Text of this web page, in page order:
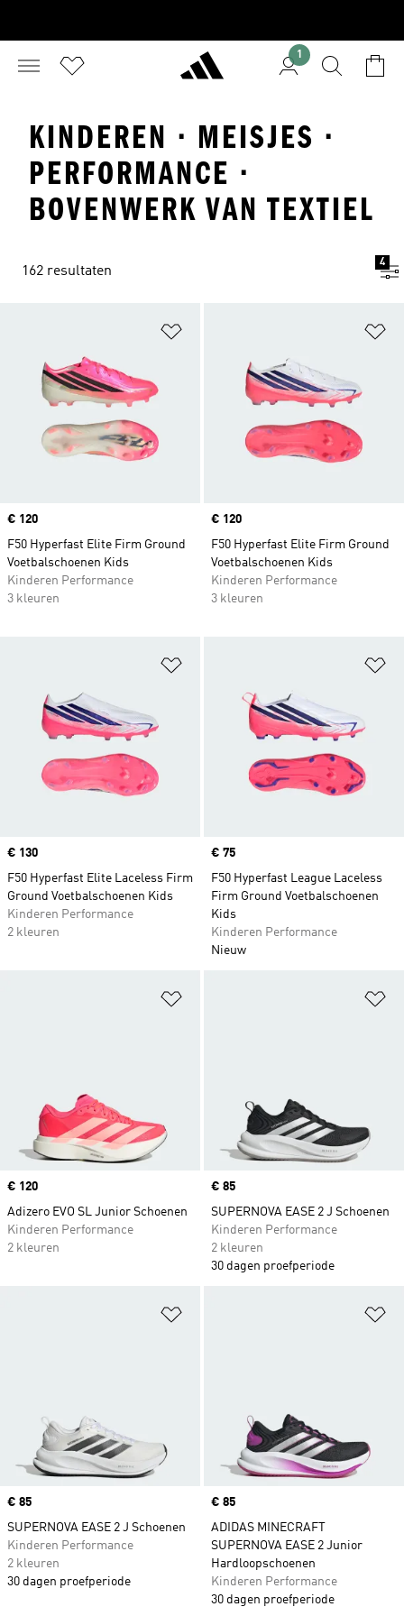
1
KINDEREN · MEISJES ·
PERFORMANCE ·
BOVENWERK VAN TEXTIEL
162 resultaten
4
Price
€ 120
F50 Hyperfast Elite Firm Ground
Voetbalschoenen Kids
Kinderen Performance
3 kleuren
Price
€ 120
F50 Hyperfast Elite Firm Ground
Voetbalschoenen Kids
Kinderen Performance
3 kleuren
Price
€ 130
F50 Hyperfast Elite Laceless Firm
Ground Voetbalschoenen Kids
Kinderen Performance
2 kleuren
Price
€ 75
F50 Hyperfast League Laceless
Firm Ground Voetbalschoenen
Kids
Kinderen Performance
Nieuw
Price
€ 120
Adizero EVO SL Junior Schoenen
Kinderen Performance
2 kleuren
Price
€ 85
SUPERNOVA EASE 2 J Schoenen
Kinderen Performance
2 kleuren
30 dagen proefperiode
Price
€ 85
SUPERNOVA EASE 2 J Schoenen
Kinderen Performance
2 kleuren
30 dagen proefperiode
Price
€ 85
ADIDAS MINECRAFT
SUPERNOVA EASE 2 Junior
Hardloopschoenen
Kinderen Performance
30 dagen proefperiode